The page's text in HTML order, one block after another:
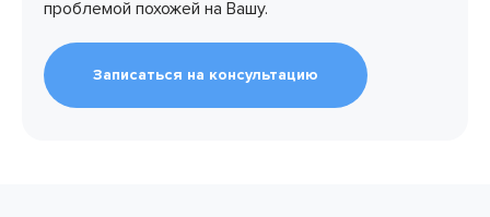
проблемой похожей на Вашу.
Записаться на консультацию